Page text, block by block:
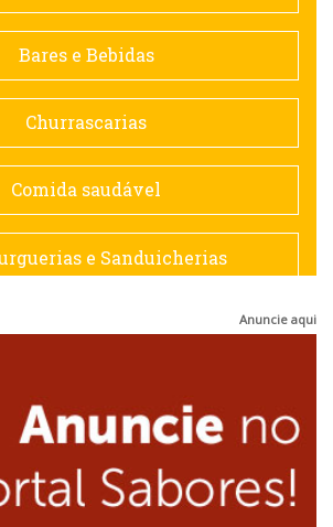
Contemporânea
Doceria
Espanhola
Francesa
Japonesa e Oriental
Lanchonetes
Bares e Bebidas
Churrascarias
Comida saudável
e Sanduicherias
Anuncie aqui